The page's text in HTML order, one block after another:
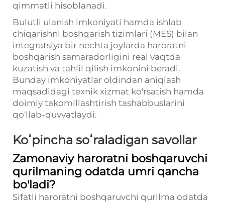
qimmatli hisoblanadi.
Bulutli ulanish imkoniyati hamda ishlab
chiqarishni boshqarish tizimlari (MES) bilan
integratsiya bir nechta joylarda haroratni
boshqarish samaradorligini real vaqtda
kuzatish va tahlil qilish imkonini beradi.
Bunday imkoniyatlar oldindan aniqlash
maqsadidagi texnik xizmat ko'rsatish hamda
doimiy takomillashtirish tashabbuslarini
qo'llab-quvvatlaydi.
Koʻpincha soʻraladigan savollar
Zamonaviy haroratni boshqaruvchi
qurilmaning odatda umri qancha
bo'ladi?
Sifatli haroratni boshqaruvchi qurilma odatda